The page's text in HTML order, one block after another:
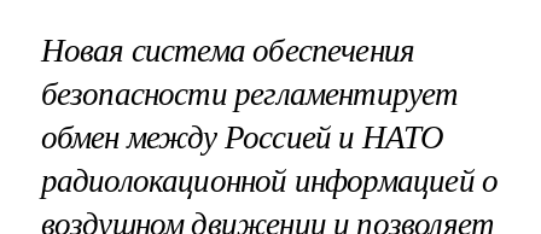
Новая система обеспечения
безопасности регламентирует
обмен между Россией и НАТО
радиолокационной информацией о
воздушном движении и позволяет